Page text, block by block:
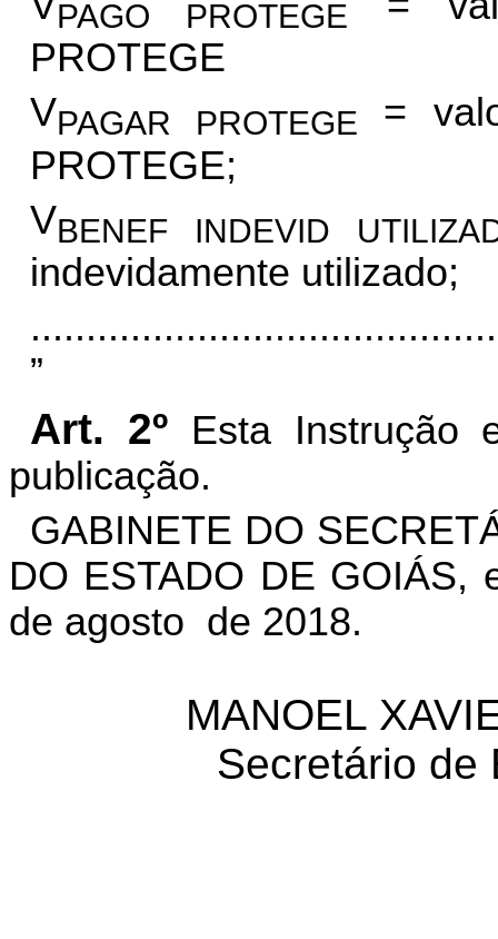
PAGO PROTEGE
PROTEGE
VPAGAR PROTEGE
=
PROTEGE;
VBENEF INDEVID
indevidamente utilizado;
”
Art. 2º Esta Instrução
publicação.
GABINETE DO
DO ESTADO DE GOIÁS,
de agosto de 2018.
MANOEL
Secretário de